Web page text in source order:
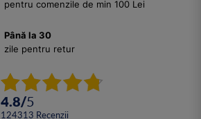
pentru comenzile de min 100 Lei
Până la 30
zile pentru retur
4.8/5
124313 Recenzii